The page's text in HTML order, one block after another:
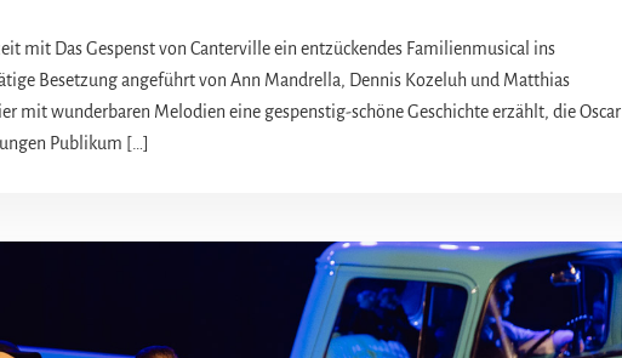
mit Das Gespenst von Canterville ein entzückendes Familienmusical ins
Besetzung angeführt von Ann Mandrella, Dennis Kozeluh und Matthias
mit wunderbaren Melodien eine gespenstig-schöne Geschichte erzählt, die Oscar
Publikum […]